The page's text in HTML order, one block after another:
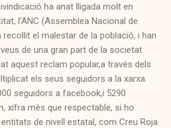
ha anat lligada molt en
l'ANC (Assemblea Nacional de
recollit el malestar de la població, i han
de una gran part de la societat
aquest reclam popular,a través dels
els seus seguidors a la xarxa.
seguidors a facebook,i 5290
xifra més que respectable, si ho
de nivell estatal, com Creu Roja